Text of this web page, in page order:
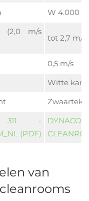
W 4.000
(2,0 m/s
tot 2,7 m/s
0,5 m/s
Witte
311 -
(PDF)
van